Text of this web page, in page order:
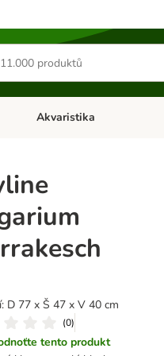
zvířata
Otevřít menu: Ptáci
Akvaristika
D 77 x Š 47 x V 40 cm
(0)
tento produkt